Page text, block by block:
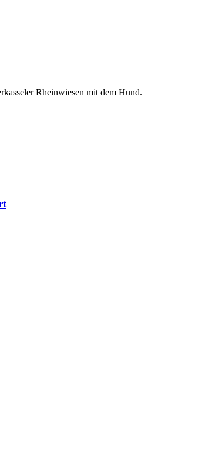
Rheinwiesen mit dem Hund.